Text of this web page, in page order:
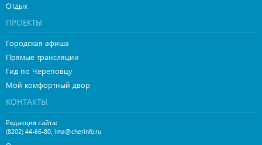
Отдых
ПРОЕКТЫ
Городская афиша
Прямые трансляции
Гид по Череповцу
Мой комфортный двор
КОНТАКТЫ
Редакция сайта:
(8202) 44-66-80, ima@cherinfo.ru